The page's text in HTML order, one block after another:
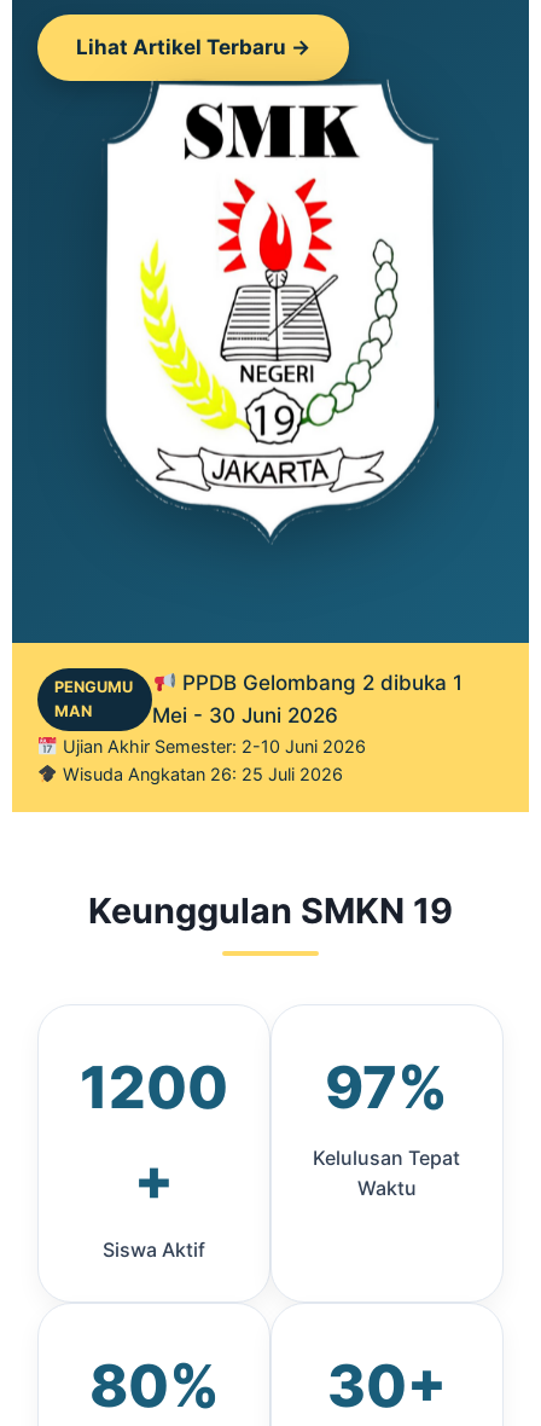
Lihat Artikel Terbaru →
PENGUMU
MAN
PPDB Gelombang 2 dibuka 1
Mei - 30 Juni 2026
Ujian Akhir Semester: 2-10 Juni 2026
Wisuda Angkatan 26: 25 Juli 2026
Keunggulan SMKN 19
1200
+
Siswa Aktif
97%
Kelulusan Tepat
Waktu
80% 30+